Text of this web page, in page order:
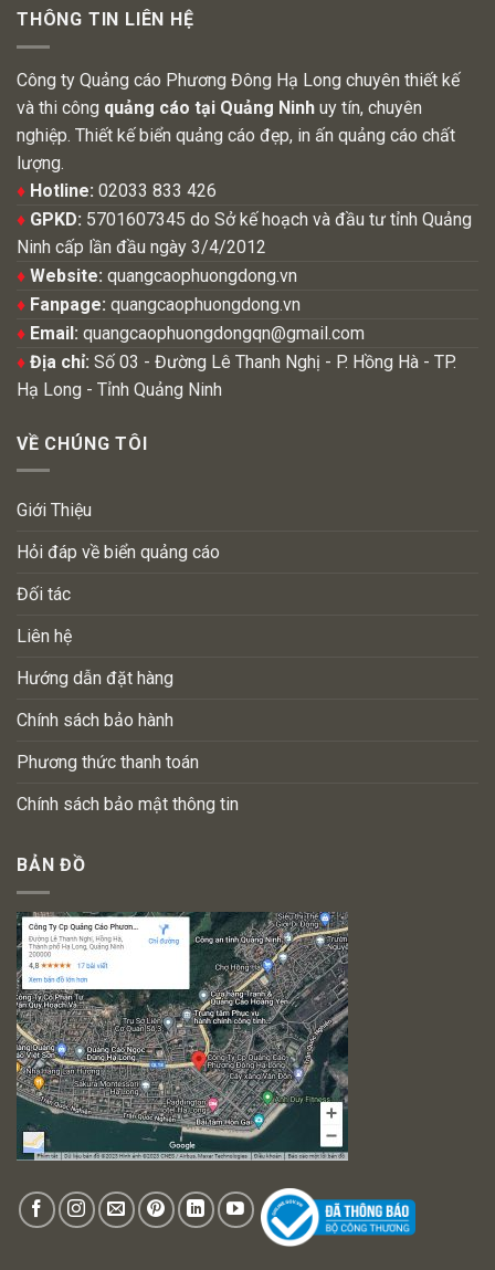
THÔNG TIN LIÊN HỆ
Công ty Quảng cáo Phương Đông Hạ Long chuyên thiết kế
và thi công quảng cáo tại Quảng Ninh uy tín, chuyên
nghiệp. Thiết kế biển quảng cáo đẹp, in ấn quảng cáo chất
lượng.
♦ Hotline: 02033 833 426
♦ GPKD: 5701607345 do Sở kế hoạch và đầu tư tỉnh Quảng
Ninh cấp lần đầu ngày 3/4/2012
♦ Website: quangcaophuongdong.vn
♦ Fanpage: quangcaophuongdong.vn
♦ Email: quangcaophuongdongqn@gmail.com
♦ Địa chỉ: Số 03 - Đường Lê Thanh Nghị - P. Hồng Hà - TP.
Hạ Long - Tỉnh Quảng Ninh
VỀ CHÚNG TÔI
Giới Thiệu
Hỏi đáp về biển quảng cáo
Đối tác
Liên hệ
Hướng dẫn đặt hàng
Chính sách bảo hành
Phương thức thanh toán
Chính sách bảo mật thông tin
BẢN ĐỒ